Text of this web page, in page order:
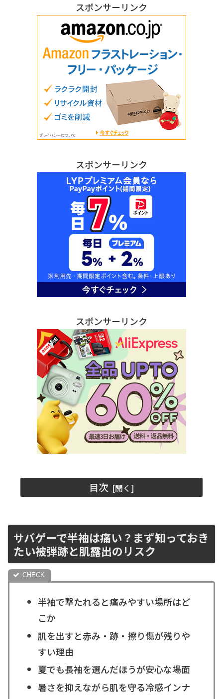
スポンサーリンク
スポンサーリンク
スポンサーリンク
目次
サバゲーで半袖は痛い？まず知っておき
たい被弾跡と肌露出のリスク
半袖で撃たれると痛みやすい場所はど
こか
肌を出すと赤み・跡・擦り傷が残りや
すい理由
夏でも長袖を選んだほうが安心な場面
暑さを抑えながら肌を守る冷感インナ